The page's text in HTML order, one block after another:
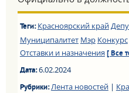
Теги: Красноярский край
Муниципалитет Мэр Конкурс
Отставки и назначения [ Все
Дата:6.02.2024
Рубрики:Лента новостей|